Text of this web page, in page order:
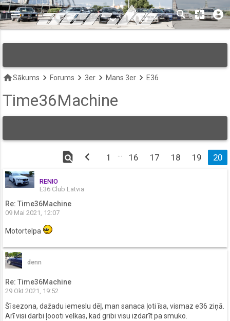
keyboard_arrow_down
menu search pages account_circle
homeSākums keyboard_arrow_right Forums keyboard_arrow_right 3er keyboard_arrow_right Mans 3er keyboard_arrow_right E36
Time36Machine
find_in_page chevron_left 1 16 17 18 19 20
RENIO
E36 Club Latvia
Re: Time36Machine
09 Mai 2021, 12:07
Motortelpa
denn
Re: Time36Machine
29 Okt 2021, 19:52
Šī sezona, dažadu iemeslu dēļ, man sanaca ļoti īsa, vismaz e36 ziņā.
Arī visi darbi ļoooti velkas, kad gribi visu izdarīt pa smuko.